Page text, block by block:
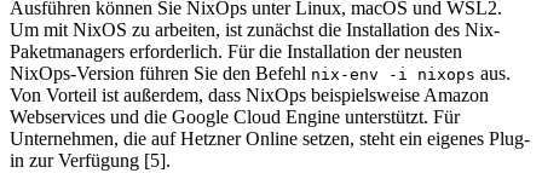
Ausführen können Sie NixOps unter Linux, macOS und WSL2.
Um mit NixOS zu arbeiten, ist zunächst die Installation des Nix-
Paketmanagers erforderlich. Für die Installation der neusten
NixOps-Version führen Sie den Befehl nix-env -i nixops aus.
Von Vorteil ist außerdem, dass NixOps beispielsweise Amazon
Webservices und die Google Cloud Engine unterstützt. Für
Unternehmen, die auf Hetzner Online setzen, steht ein eigenes Plug-
in zur Verfügung [5].